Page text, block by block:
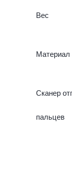
Вес
Материал
Сканер
пальцев